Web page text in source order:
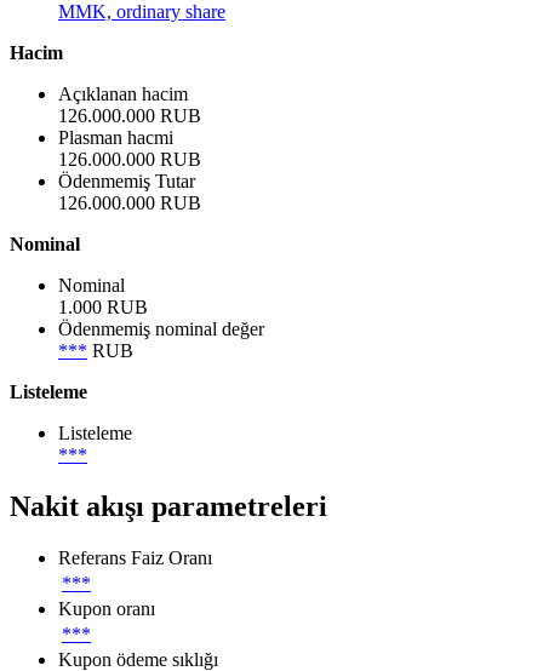
MMK, ordinary share
Hacim
Açıklanan hacim
126.000.000 RUB
Plasman hacmi
126.000.000 RUB
Ödenmemiş Tutar
126.000.000 RUB
Nominal
Nominal
1.000 RUB
Ödenmemiş nominal değer
*** RUB
Listeleme
Listeleme
***
Nakit akışı parametreleri
Referans Faiz Oranı
***
Kupon oranı
***
Kupon ödeme sıklığı